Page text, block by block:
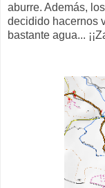
aburre. Además,
decidido hacernos
bastante agua...